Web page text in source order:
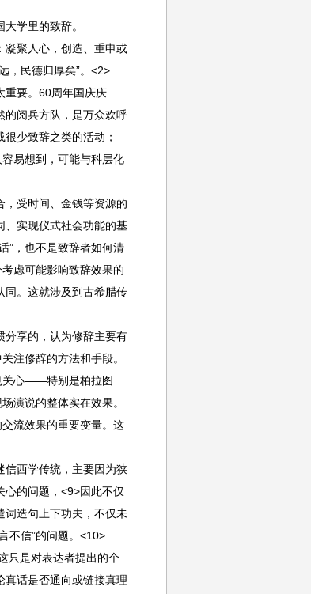
学里的致辞。
聚人心，创造、重申或
，民德归厚矣”。<2>
要。60周年国庆庆
的阅兵方队，是万众欢呼
少致辞之类的活动；
易想到，可能与科层化
受时间、金钱等资源的
、实现仪式社会功能的基
”，也不是致辞者如何清
虑可能影响致辞效果的
同。这就涉及到古希腊传
享的，认为修辞主要有
注修辞的方法和手段。
关心——特别是柏拉图
演说的整体实在效果。
流效果的重要变量。这
西学传统，主要因为狭
心的问题，<9>因此不仅
词造句上下功夫，不仅未
不信”的问题。<10>
只是对表达者提出的个
真话是否通向或链接真理